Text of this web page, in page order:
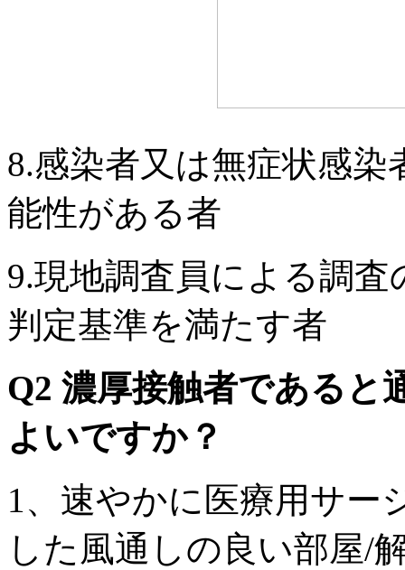
8.感染者又は無症状感
能性がある者
9.現地調査員による調
判定基準を満たす者
Q2 濃厚接触者であると
よいですか？
1、速やかに医療用サー
した風通しの良い部屋/